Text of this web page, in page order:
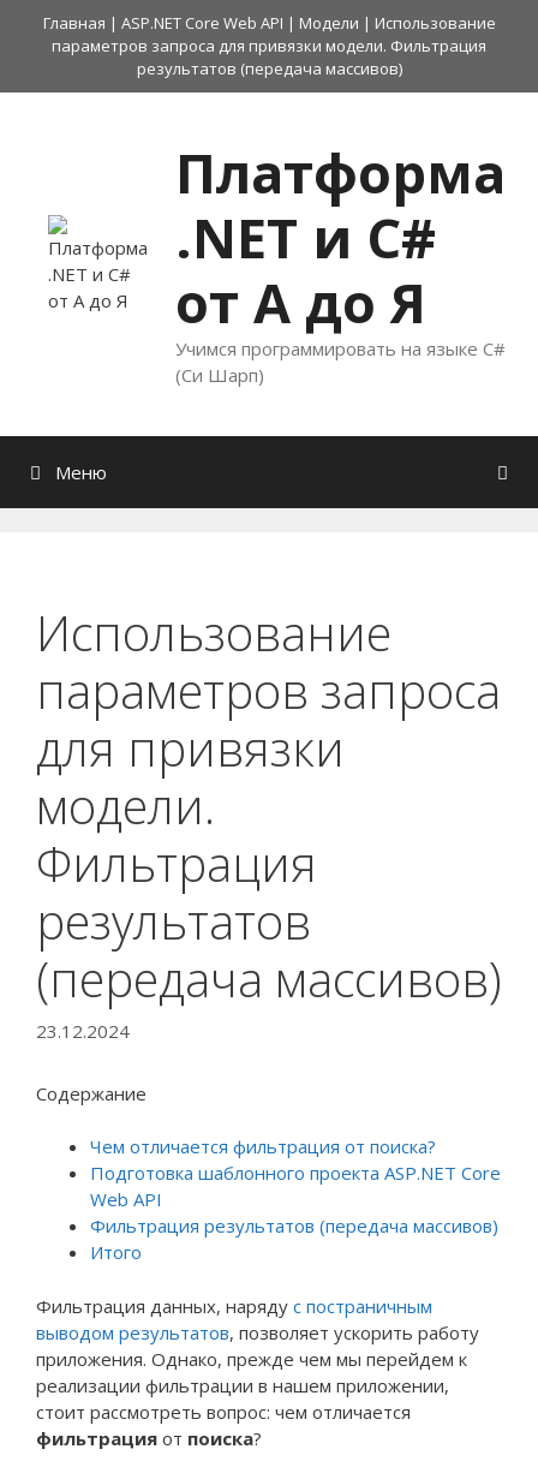
ПерейтиГлавная | ASP.NET Core Web API | Модели | Использование
параметров запроса для привязки модели. Фильтрация
результатов (передача массивов)
Платформа
.NET и C#
от А до Я
Учимся программировать на языке C#
(Си Шарп)
Меню
Использование
параметров запроса
для привязки
модели.
Фильтрация
результатов
(передача массивов)
23.12.2024
Содержание
Чем отличается фильтрация от поиска?
Подготовка шаблонного проекта ASP.NET Core
Web API
Фильтрация результатов (передача массивов)
Итого
Фильтрация данных, наряду с постраничным
выводом результатов, позволяет ускорить работу
приложения. Однако, прежде чем мы перейдем к
реализации фильтрации в нашем приложении,
стоит рассмотреть вопрос: чем отличается
фильтрация от поиска?